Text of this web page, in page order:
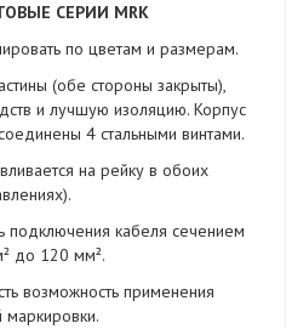
СЕРИИ MRK
по цветам и размерам.
(обе стороны закрыты),
и лучшую изоляцию. Корпус
4 стальными винтами.
на рейку в обоих
подключения кабеля сечением
до 120 мм².
возможность применения
маркировки.